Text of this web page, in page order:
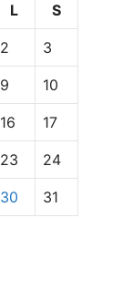
L S
2 3
9 10
16 17
23 24
30 31